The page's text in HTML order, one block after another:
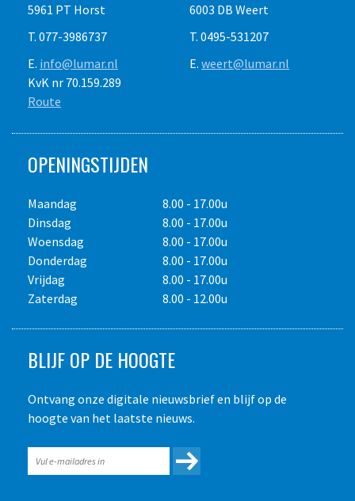
5961 PT Horst
T. 077-3986737
E. info@lumar.nl
6003 DB Weert
T. 0495-531207
E. weert@lumar.nl
KvK nr 70.159.289
Route
OPENINGSTIJDEN
Maandag
Dinsdag
Woensdag
Donderdag
Vrijdag
Zaterdag
8.00 - 17.00u
8.00 - 17.00u
8.00 - 17.00u
8.00 - 17.00u
8.00 - 17.00u
8.00 - 12.00u
BLIJF OP DE HOOGTE
Ontvang onze digitale nieuwsbrief en blijf op de
hoogte van het laatste nieuws.